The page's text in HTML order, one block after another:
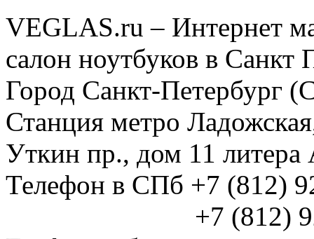
VEGLAS.ru – Интернет
салон ноутбуков в Санкт
Город Санкт-Петербург
Станция метро
Уткин пр., дом 11
Телефон в СПб +7 (812)
+7 (812)